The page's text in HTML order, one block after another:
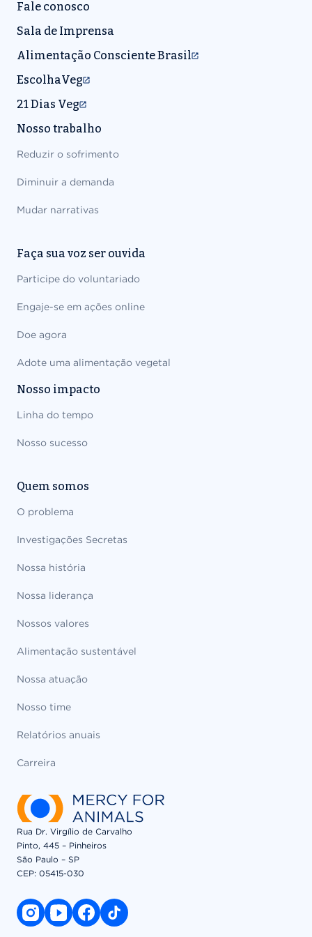
Fale conosco
Sala de Imprensa
Alimentação Consciente Brasil
EscolhaVeg
21 Dias Veg
Nosso trabalho
Reduzir o sofrimento
Diminuir a demanda
Mudar narrativas
Faça sua voz ser ouvida
Participe do voluntariado
Engaje-se em ações online
Doe agora
Adote uma alimentação vegetal
Nosso impacto
Linha do tempo
Nosso sucesso
Quem somos
O problema
Investigações Secretas
Nossa história
Nossa liderança
Nossos valores
Alimentação sustentável
Nossa atuação
Nosso time
Relatórios anuais
Carreira
Rua Dr. Virgílio de Carvalho
Pinto, 445 – Pinheiros
São Paulo – SP
CEP: 05415-030​
instagram link
youtube linkfacebook link
tiktok link